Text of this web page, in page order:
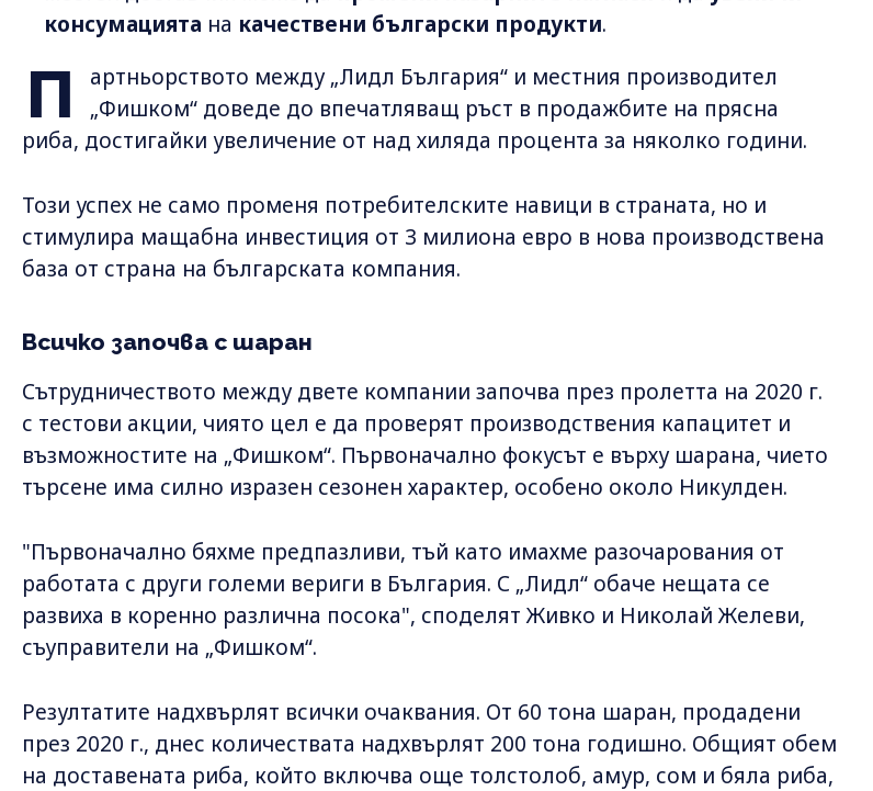
консумацията на качествени български продукти.
П
артньорството между „Лидл България“ и местния производител
„Фишком“ доведе до впечатляващ ръст в продажбите на прясна
риба, достигайки увеличение от над хиляда процента за няколко години.
Този успех не само променя потребителските навици в страната, но и
стимулира мащабна инвестиция от 3 милиона евро в нова производствена
база от страна на българската компания.
Всичко започва с шаран
Сътрудничеството между двете компании започва през пролетта на 2020 г.
с тестови акции, чиято цел е да проверят производствения капацитет и
възможностите на „Фишком“. Първоначално фокусът е върху шарана, чието
търсене има силно изразен сезонен характер, особено около Никулден.
"Първоначално бяхме предпазливи, тъй като имахме разочарования от
работата с други големи вериги в България. С „Лидл“ обаче нещата се
развиха в коренно различна посока", споделят Живко и Николай Желеви,
съуправители на „Фишком“.
Резултатите надхвърлят всички очаквания. От 60 тона шаран, продадени
през 2020 г., днес количествата надхвърлят 200 тона годишно. Общият обем
на доставената риба, който включва още толстолоб, амур, сом и бяла риба,